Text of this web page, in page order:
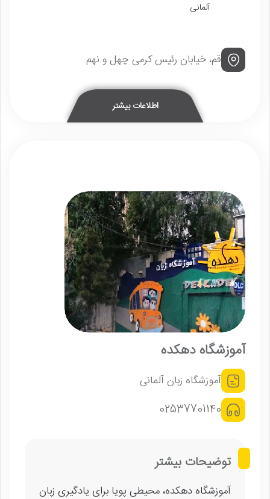
آلمانی
قم، خیابان رئیس کرمی چهل و نهم
اطلاعات بیشتر
آموزشگاه دهکده
آموزشگاه زبان آلمانی
02537701140
توضیحات بیشتر
آموزشگاه دهکده، محیطی پویا برای یادگیری زبان